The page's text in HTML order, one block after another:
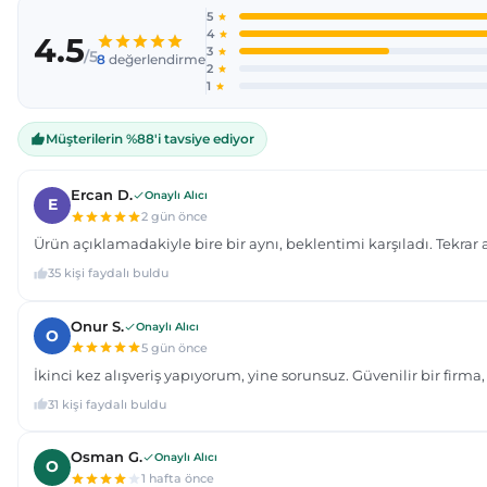
Ürün açıklamasında eksik bilgiler bulunuyor.
Ürün bilgilerinde hatalar bulunuyor.
Ürün fiyatı diğer sitelerden daha pahalı.
Bu ürüne benzer farklı alternatifler olmalı.